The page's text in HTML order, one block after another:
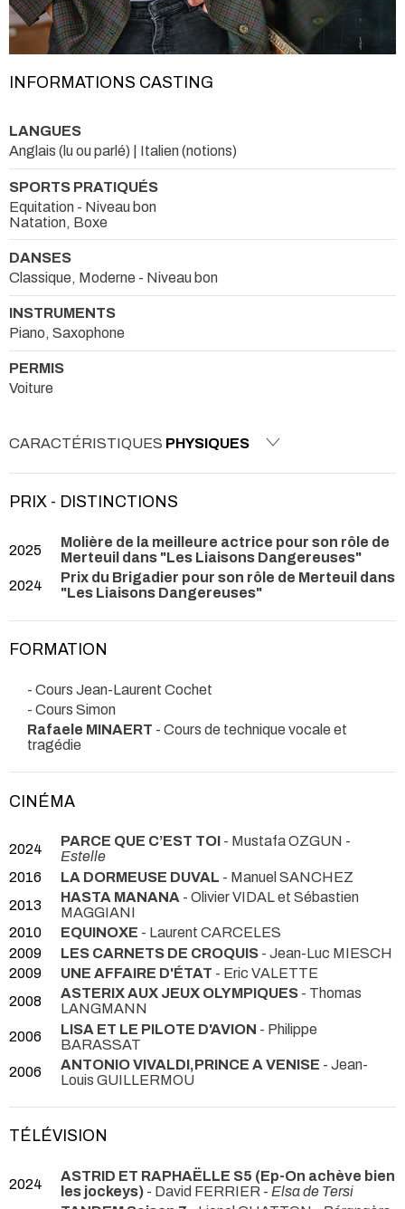
INFORMATIONS CASTING
LANGUES
Anglais (lu ou parlé) | Italien (notions)
SPORTS PRATIQUÉS
Equitation - Niveau bon
Natation, Boxe
DANSES
Classique, Moderne - Niveau bon
INSTRUMENTS
Piano, Saxophone
PERMIS
Voiture
CARACTÉRISTIQUES PHYSIQUES
PRIX - DISTINCTIONS
2025
Molière de la meilleure actrice pour son rôle de
Merteuil dans "Les Liaisons Dangereuses"
2024
Prix du Brigadier pour son rôle de Merteuil dans
"Les Liaisons Dangereuses"
FORMATION
- Cours Jean-Laurent Cochet
- Cours Simon
Rafaele MINAERT - Cours de technique vocale et
tragédie
CINÉMA
2024 PARCE QUE C’EST TOI - Mustafa OZGUN -
Estelle
2016
LA DORMEUSE DUVAL - Manuel SANCHEZ
2013
HASTA MANANA - Olivier VIDAL et Sébastien
MAGGIANI
2010
EQUINOXE - Laurent CARCELES
2009
LES CARNETS DE CROQUIS - Jean-Luc MIESCH
2009
UNE AFFAIRE D'ÉTAT - Eric VALETTE
2008
ASTERIX AUX JEUX OLYMPIQUES - Thomas
LANGMANN
2006
LISA ET LE PILOTE D'AVION - Philippe
BARASSAT
2006
ANTONIO VIVALDI,PRINCE A VENISE - Jean-
Louis GUILLERMOU
TÉLÉVISION
2024
ASTRID ET RAPHAËLLE S5 (Ep-On achève bien
les jockeys) - David FERRIER - Elsa de Tersi